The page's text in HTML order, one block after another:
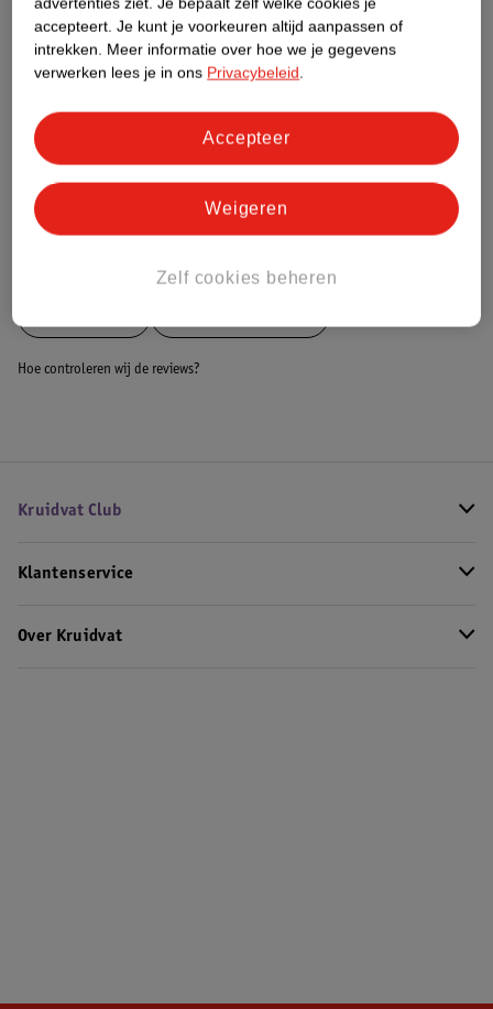
Nature Impact Score
Dit product heeft (nog) geen Nature
Impact Score.
Bestel & Bezorginformatie
Hoe controleren wij de reviews?
Kruidvat Club
Klantenservice
Over Kruidvat
accepteert. Je kunt je voorkeuren altijd aanpassen of
intrekken. Meer informatie over hoe we je gegevens
verwerken lees je in ons Privacybeleid.
Zelf cookies beheren
Weigeren
Accepteer